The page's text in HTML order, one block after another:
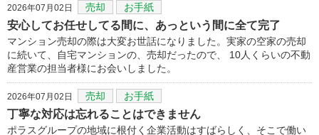
2026年07月02日 売却 お手紙
安心してお任せしてる間に、あっという間に全て完了
マンション売却の際は大変お世話になりました。実家の空家の売却
に続いて、自宅マンションの、売却だったので、 10人くらいの不動
産営業の担当者様にお会いしました。
2026年07月02日 売却 お手紙
丁寧な対応は忘れることはできません
ポラスグループの地域に根付く企業活動はすばらしく、そこで働い